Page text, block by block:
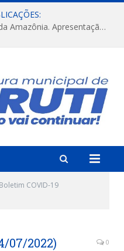
FESTRIBAL 2026 – No Coração da Amazônia. Apresentação da Munduruku.
Boletim COVID-19
07/2022) 0